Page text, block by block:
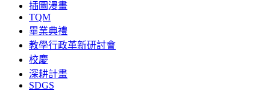
插圖漫畫
TQM
畢業典禮
教學行政革新研討會
校慶
深耕計畫
SDGS